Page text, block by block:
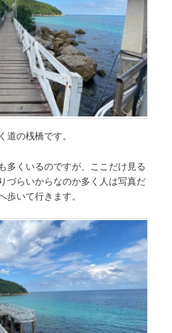
の桟橋です。
多くいるのですが、ここだけ見る
づらいからなのか多く人は写真だ
いて行きます。